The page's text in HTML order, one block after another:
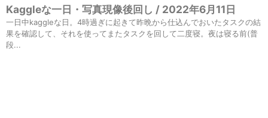
Kaggleな一日・写真現像後回し / 2022年6月11日
一日中kaggleな日。4時過ぎに起きて昨晩から仕込んでおいたタスクの結
果を確認して、それを使ってまたタスクを回して二度寝。夜は寝る前(普
段...